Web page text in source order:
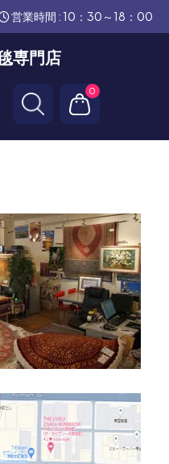
営業時間 : 10：30～18：00
専門店
0